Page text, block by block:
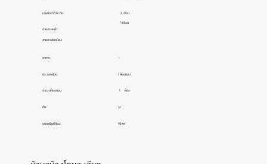
ลายละเอียดห้อง
อาคาร:
ประเภทห้อง:
จำนวนห้องนอน:
ชั้น:
ขนาดพื้นที่ห้อง:
'-
1 ห้องนอน
1
12
45 m²
ห้อง
เงินมัดจำ/ประกัน:
จ่ายล่วงหน้า:
2 เดือน
1 เดือน